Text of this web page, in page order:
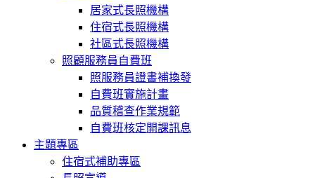
居家式長照機構
住宿式長照機構
社區式長照機構
照顧服務員自費班
照服務員證書補換發
自費班實施計畫
品質稽查作業規範
自費班核定開課訊息
主題專區
住宿式補助專區